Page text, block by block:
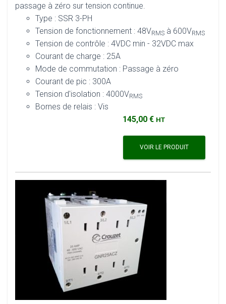
passage à zéro sur tension continue.
Type : SSR 3-PH
Tension de fonctionnement : 48VRMS à 600VRMS
Tension de contrôle : 4VDC min - 32VDC max
Courant de charge : 25A
Mode de commutation : Passage à zéro
Courant de pic : 300A
Tension d'isolation : 4000VRMS
Bornes de relais : Vis
145,00 € HT
VOIR LE PRODUIT